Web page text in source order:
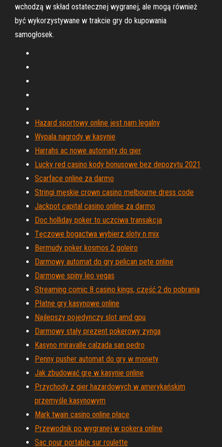
wchodzą w skład ostatecznej wygranej, ale mogą również
być wykorzystywane w trakcie gry do kupowania
samogłosek.
Hazard sportowy online jest nam legalny
Wypala nagrody w kasynie
Harrahs ac nowe automaty do gier
Lucky red casino kody bonusowe bez depozytu 2021
Scarface online za darmo
Stringi męskie crown casino melbourne dress code
Jackpot capital casino online za darmo
Doc holliday poker to uczciwa transakcja
Tęczowe bogactwa wybierz sloty n mix
Bermudy poker kosmos 2 goleiro
Darmowy automat do gry pelican pete online
Darmowe spiny leo vegas
Streaming comic 8 casino kings, część 2 do pobrania
Płatne gry kasynowe online
Najlepszy pojedynczy slot amd gpu
Darmowy stały prezent pokerowy zynga
Kasyno miravalle calzada san pedro
Penny pusher automat do gry w monety
Jak zbudować grę w kasynie online
Przychody z gier hazardowych w amerykańskim
przemyśle kasynowym
Mark twain casino online płace
Przewodnik po wygranej w pokera online
Sac pour portable sur roulette